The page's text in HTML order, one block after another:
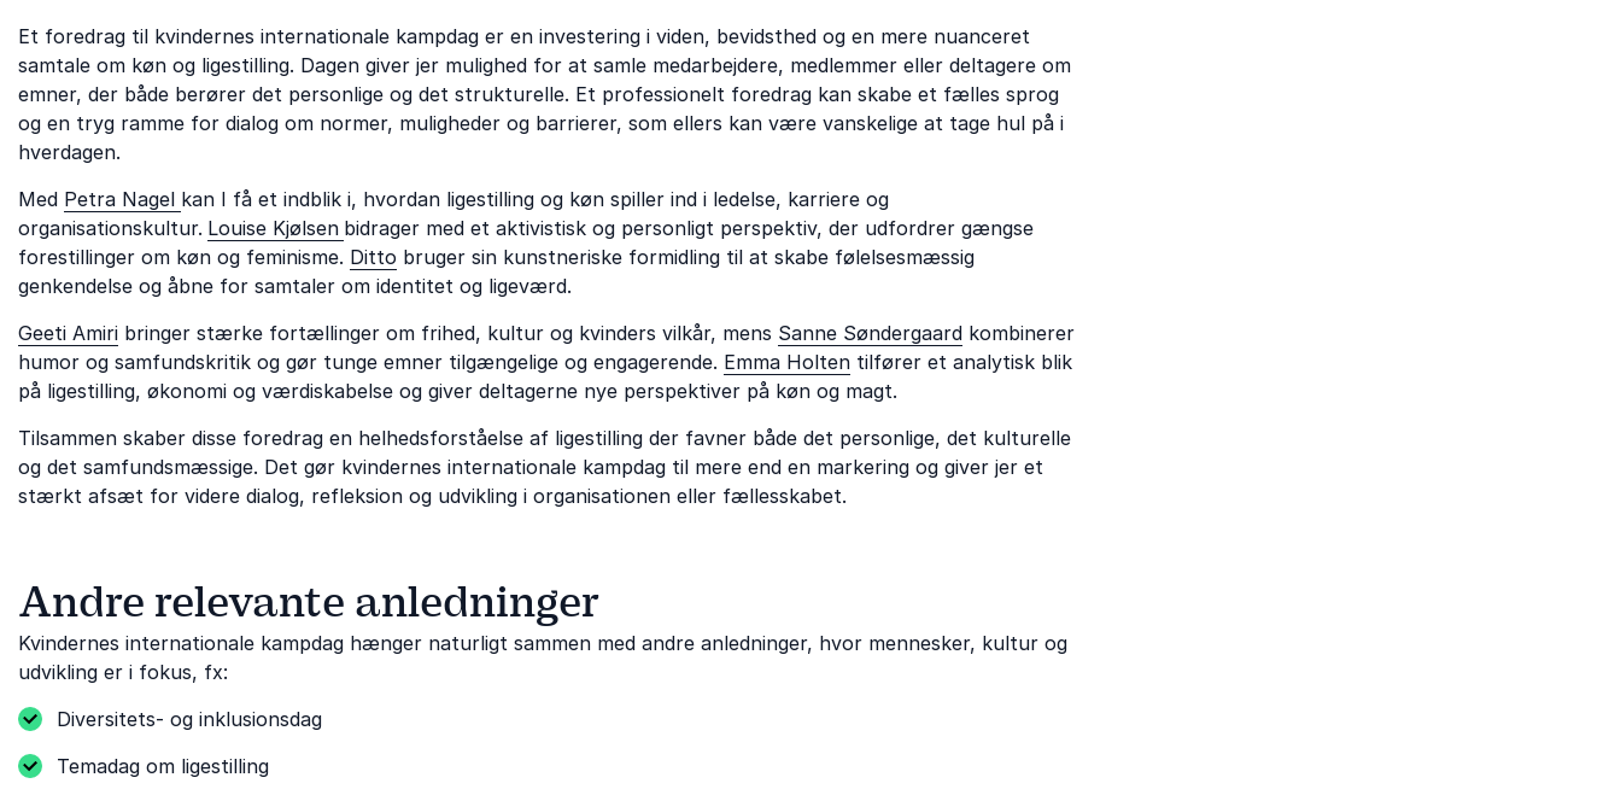
Et foredrag til kvindernes internationale kampdag er en investering i viden, bevidsthed og en mere nuanceret
samtale om køn og ligestilling. Dagen giver jer mulighed for at samle medarbejdere, medlemmer eller deltagere om
emner, der både berører det personlige og det strukturelle. Et professionelt foredrag kan skabe et fælles sprog
og en tryg ramme for dialog om normer, muligheder og barrierer, som ellers kan være vanskelige at tage hul på i
hverdagen.
Med Petra Nagel kan I få et indblik i, hvordan ligestilling og køn spiller ind i ledelse, karriere og
organisationskultur. Louise Kjølsen bidrager med et aktivistisk og personligt perspektiv, der udfordrer gængse
forestillinger om køn og feminisme. Ditto bruger sin kunstneriske formidling til at skabe følelsesmæssig
genkendelse og åbne for samtaler om identitet og ligeværd.
Geeti Amiri bringer stærke fortællinger om frihed, kultur og kvinders vilkår, mens Sanne Søndergaard kombinerer
humor og samfundskritik og gør tunge emner tilgængelige og engagerende. Emma Holten tilfører et analytisk blik
på ligestilling, økonomi og værdiskabelse og giver deltagerne nye perspektiver på køn og magt.
Tilsammen skaber disse foredrag en helhedsforståelse af ligestilling der favner både det personlige, det kulturelle
og det samfundsmæssige. Det gør kvindernes internationale kampdag til mere end en markering og giver jer et
stærkt afsæt for videre dialog, refleksion og udvikling i organisationen eller fællesskabet.
Andre relevante anledninger
Kvindernes internationale kampdag hænger naturligt sammen med andre anledninger, hvor mennesker, kultur og
udvikling er i fokus, fx:
Diversitets- og inklusionsdag
Temadag om ligestilling